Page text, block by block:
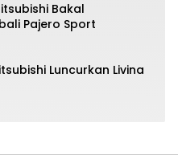
Bakal
Pajero Sport
Luncurkan Livina